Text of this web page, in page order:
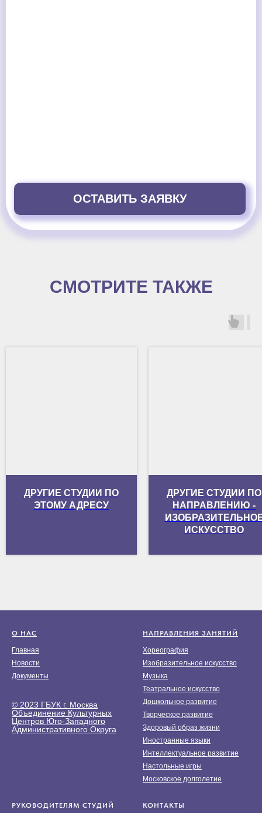
ОСТАВИТЬ ЗАЯВКУ
СМОТРИТЕ ТАКЖЕ
ДРУГИЕ СТУДИИ ПО
ЭТОМУ АДРЕСУ
ДРУГИЕ СТУДИИ ПО
НАПРАВЛЕНИЮ -
ИСКУССТВО
О НАС
Главная
Новости
Документы
© 2023 ГБУК г. Москва
Объединение Культурных
Центров Юго-Западного
Административного Округа
НАПРАВЛЕНИЯ ЗАНЯТИЙ
Хореография
Изобразительное искусство
Музыка
Театральное искусство
Дошкольное развитие
Творческое развитие
Здоровый образ жизни
Иностранные языки
Интеллектуальное развитие
Настольные игры
Московское долголетие
РУКОВОДИТЕЛЯМ СТУДИЙ КОНТАКТЫ